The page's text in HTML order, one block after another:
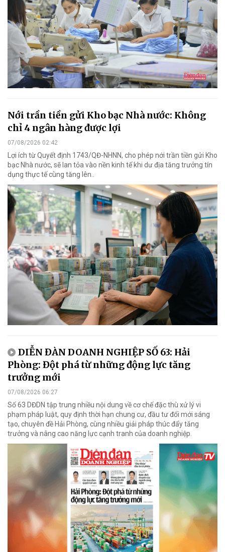
Nới trần tiền gửi Kho bạc Nhà nước: Không
chỉ 4 ngân hàng được lợi
07/08/2026 02:42
Lợi ích từ Quyết định 1743/QĐ-NHNN, cho phép nới trần tiền gửi Kho
bạc Nhà nước, sẽ lan tỏa vào nền kinh tế khi dư địa tăng trưởng tín
dụng thực tế cùng tăng lên..
DIỄN ĐÀN DOANH NGHIỆP SỐ 63: Hải
Phòng: Đột phá từ những động lực tăng
trưởng mới
07/08/2026 06:27
Số 63 DĐDN tập trung nhiều nội dung về cơ chế đặc thù xử lý vi
phạm pháp luật, quy định thời hạn chung cư, đầu tư đổi mới sáng
tạo, chuyên đề Hải Phòng, cùng nhiều giải pháp thúc đẩy tăng
trưởng và nâng cao năng lực cạnh tranh của doanh nghiệp.